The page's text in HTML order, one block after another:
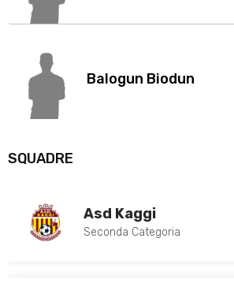
Balogun Biodun
SQUADRE
Asd Kaggi
Seconda Categoria